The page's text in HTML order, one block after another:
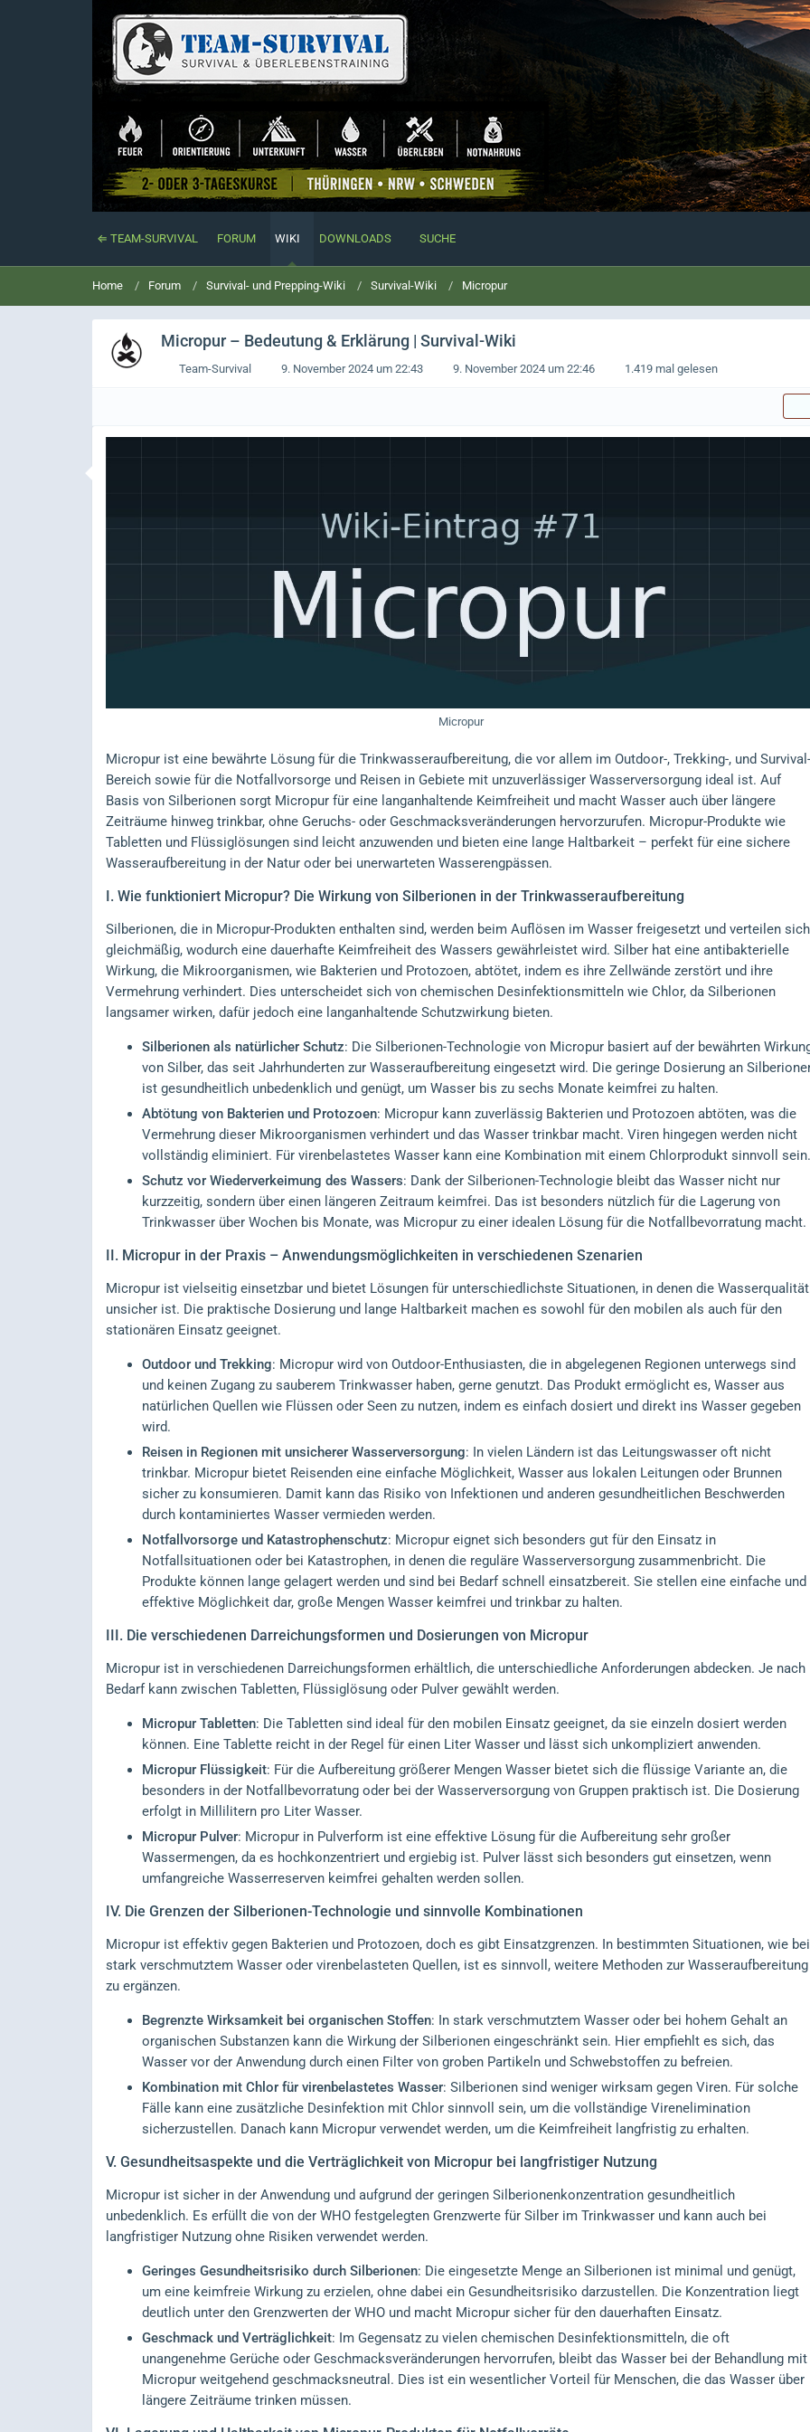
⇐ TEAM-SURVIVAL FORUM WIKI DOWNLOADS SUCHE
Home Forum Survival- und Prepping-Wiki Survival-Wiki Micropur
Micropur – Bedeutung & Erklärung | Survival-Wiki
Team-Survival 9. November 2024 um 22:43 9. November 2024 um 22:46 1.419 mal gelesen
Micropur
Micropur ist eine bewährte Lösung für die Trinkwasseraufbereitung, die vor allem im Outdoor-, Trekking-, und Survival-
Bereich sowie für die Notfallvorsorge und Reisen in Gebiete mit unzuverlässiger Wasserversorgung ideal ist. Auf
Basis von Silberionen sorgt Micropur für eine langanhaltende Keimfreiheit und macht Wasser auch über längere
Zeiträume hinweg trinkbar, ohne Geruchs- oder Geschmacksveränderungen hervorzurufen. Micropur-Produkte wie
Tabletten und Flüssiglösungen sind leicht anzuwenden und bieten eine lange Haltbarkeit – perfekt für eine sichere
Wasseraufbereitung in der Natur oder bei unerwarteten Wasserengpässen.
I. Wie funktioniert Micropur? Die Wirkung von Silberionen in der Trinkwasseraufbereitung
Silberionen, die in Micropur-Produkten enthalten sind, werden beim Auflösen im Wasser freigesetzt und verteilen sich
gleichmäßig, wodurch eine dauerhafte Keimfreiheit des Wassers gewährleistet wird. Silber hat eine antibakterielle
Wirkung, die Mikroorganismen, wie Bakterien und Protozoen, abtötet, indem es ihre Zellwände zerstört und ihre
Vermehrung verhindert. Dies unterscheidet sich von chemischen Desinfektionsmitteln wie Chlor, da Silberionen
langsamer wirken, dafür jedoch eine langanhaltende Schutzwirkung bieten.
Silberionen als natürlicher Schutz: Die Silberionen-Technologie von Micropur basiert auf der bewährten
von Silber, das seit Jahrhunderten zur Wasseraufbereitung eingesetzt wird. Die geringe Dosierung an
ist gesundheitlich unbedenklich und genügt, um Wasser bis zu sechs Monate keimfrei zu halten.
Abtötung von Bakterien und Protozoen: Micropur kann zuverlässig Bakterien und Protozoen abtöten, was die
Vermehrung dieser Mikroorganismen verhindert und das Wasser trinkbar macht. Viren hingegen werden nicht
vollständig eliminiert. Für virenbelastetes Wasser kann eine Kombination mit einem Chlorprodukt sinnvoll sein.
Schutz vor Wiederverkeimung des Wassers: Dank der Silberionen-Technologie bleibt das Wasser nicht nur
kurzzeitig, sondern über einen längeren Zeitraum keimfrei. Das ist besonders nützlich für die Lagerung von
Trinkwasser über Wochen bis Monate, was Micropur zu einer idealen Lösung für die Notfallbevorratung macht.
II. Micropur in der Praxis – Anwendungsmöglichkeiten in verschiedenen Szenarien
Micropur ist vielseitig einsetzbar und bietet Lösungen für unterschiedlichste Situationen, in denen die Wasserqualität
unsicher ist. Die praktische Dosierung und lange Haltbarkeit machen es sowohl für den mobilen als auch für den
stationären Einsatz geeignet.
Outdoor und Trekking: Micropur wird von Outdoor-Enthusiasten, die in abgelegenen Regionen unterwegs sind
und keinen Zugang zu sauberem Trinkwasser haben, gerne genutzt. Das Produkt ermöglicht es, Wasser aus
natürlichen Quellen wie Flüssen oder Seen zu nutzen, indem es einfach dosiert und direkt ins Wasser gegeben
wird.
Reisen in Regionen mit unsicherer Wasserversorgung: In vielen Ländern ist das Leitungswasser oft nicht
trinkbar. Micropur bietet Reisenden eine einfache Möglichkeit, Wasser aus lokalen Leitungen oder Brunnen
sicher zu konsumieren. Damit kann das Risiko von Infektionen und anderen gesundheitlichen Beschwerden
durch kontaminiertes Wasser vermieden werden.
Notfallvorsorge und Katastrophenschutz: Micropur eignet sich besonders gut für den Einsatz in
Notfallsituationen oder bei Katastrophen, in denen die reguläre Wasserversorgung zusammenbricht. Die
Produkte können lange gelagert werden und sind bei Bedarf schnell einsatzbereit. Sie stellen eine einfache und
effektive Möglichkeit dar, große Mengen Wasser keimfrei und trinkbar zu halten.
III. Die verschiedenen Darreichungsformen und Dosierungen von Micropur
Micropur ist in verschiedenen Darreichungsformen erhältlich, die unterschiedliche Anforderungen abdecken. Je nach
Bedarf kann zwischen Tabletten, Flüssiglösung oder Pulver gewählt werden.
Micropur Tabletten: Die Tabletten sind ideal für den mobilen Einsatz geeignet, da sie einzeln dosiert werden
können. Eine Tablette reicht in der Regel für einen Liter Wasser und lässt sich unkompliziert anwenden.
Micropur Flüssigkeit: Für die Aufbereitung größerer Mengen Wasser bietet sich die flüssige Variante an, die
besonders in der Notfallbevorratung oder bei der Wasserversorgung von Gruppen praktisch ist. Die Dosierung
erfolgt in Millilitern pro Liter Wasser.
Micropur Pulver: Micropur in Pulverform ist eine effektive Lösung für die Aufbereitung sehr großer
Wassermengen, da es hochkonzentriert und ergiebig ist. Pulver lässt sich besonders gut einsetzen, wenn
umfangreiche Wasserreserven keimfrei gehalten werden sollen.
IV. Die Grenzen der Silberionen-Technologie und sinnvolle Kombinationen
Micropur ist effektiv gegen Bakterien und Protozoen, doch es gibt Einsatzgrenzen. In bestimmten Situationen, wie bei
stark verschmutztem Wasser oder virenbelasteten Quellen, ist es sinnvoll, weitere Methoden zur Wasseraufbereitung
zu ergänzen.
Begrenzte Wirksamkeit bei organischen Stoffen: In stark verschmutztem Wasser oder bei hohem Gehalt an
organischen Substanzen kann die Wirkung der Silberionen eingeschränkt sein. Hier empfiehlt es sich, das
Wasser vor der Anwendung durch einen Filter von groben Partikeln und Schwebstoffen zu befreien.
Kombination mit Chlor für virenbelastetes Wasser: Silberionen sind weniger wirksam gegen Viren. Für solche
Fälle kann eine zusätzliche Desinfektion mit Chlor sinnvoll sein, um die vollständige Virenelimination
sicherzustellen. Danach kann Micropur verwendet werden, um die Keimfreiheit langfristig zu erhalten.
V. Gesundheitsaspekte und die Verträglichkeit von Micropur bei langfristiger Nutzung
Micropur ist sicher in der Anwendung und aufgrund der geringen Silberionenkonzentration gesundheitlich
unbedenklich. Es erfüllt die von der WHO festgelegten Grenzwerte für Silber im Trinkwasser und kann auch bei
langfristiger Nutzung ohne Risiken verwendet werden.
Geringes Gesundheitsrisiko durch Silberionen: Die eingesetzte Menge an Silberionen ist minimal und genügt,
um eine keimfreie Wirkung zu erzielen, ohne dabei ein Gesundheitsrisiko darzustellen. Die Konzentration liegt
deutlich unter den Grenzwerten der WHO und macht Micropur sicher für den dauerhaften Einsatz.
Geschmack und Verträglichkeit: Im Gegensatz zu vielen chemischen Desinfektionsmitteln, die oft
unangenehme Gerüche oder Geschmacksveränderungen hervorrufen, bleibt das Wasser bei der Behandlung mit
Micropur weitgehend geschmacksneutral. Dies ist ein wesentlicher Vorteil für Menschen, die das Wasser über
längere Zeiträume trinken müssen.